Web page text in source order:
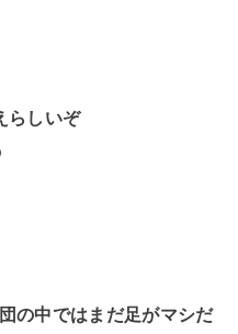
らしいぞ
の中ではまだ足がマシだ